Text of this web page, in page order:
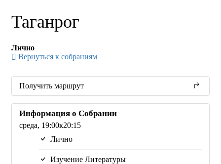
Таганрог
Лично
Вернуться к собраниям
Получить маршрут
Информация о Собрании
среда, 19:00к20:15
Лично
Изучение Литературы